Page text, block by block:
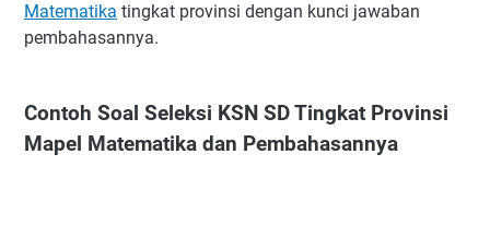
Matematika tingkat provinsi dengan kunci jawaban
pembahasannya.
Contoh Soal Seleksi KSN SD Tingkat Provinsi
Mapel Matematika dan Pembahasannya